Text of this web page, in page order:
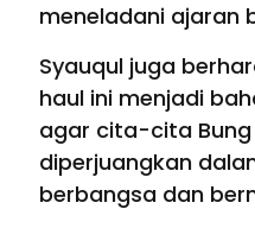
meneladani ajaran
Syauqul juga
haul ini menjadi
agar cita-cita Bung
diperjuangkan
berbangsa dan